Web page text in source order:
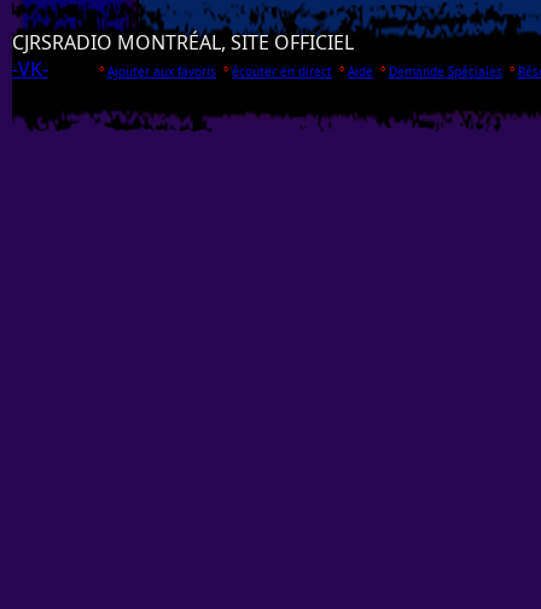
CJRSRADIO MONTRÉAL, SITE OFFICIEL
-VK-
° Ajouter aux favoris ° écouter en direct ° Aide ° Demande Spéciales °